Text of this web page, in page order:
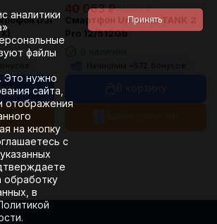
DJI
бонусов
/ КП
40 063 ₽41 000 ₽
Смартфон Unihertz TANK 2
Pro 12/512Gb
Начислим + 572 бонусов
аналитики
файлы
Это нужно
сайта,
отображения
на кнопку
с
обработку
в